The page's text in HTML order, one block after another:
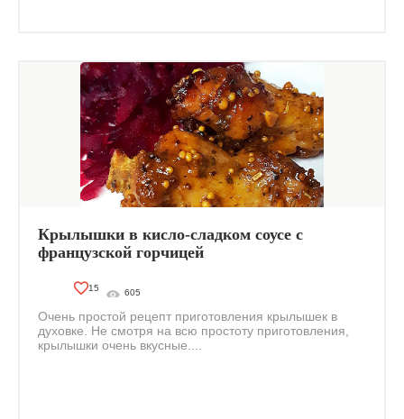
Крылышки в кисло-сладком соусе с
французской горчицей
15 605
Очень простой рецепт приготовления крылышек в
духовке. Не смотря на всю простоту приготовления,
крылышки очень вкусные....